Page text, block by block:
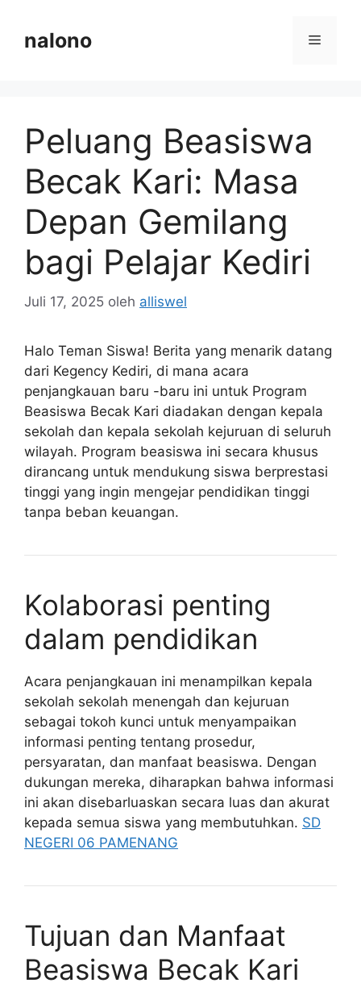
nalono Menu
Peluang Beasiswa
Becak Kari: Masa
Depan Gemilang
bagi Pelajar Kediri
Juli 17, 2025 oleh alliswel
Halo Teman Siswa! Berita yang menarik datang
dari Kegency Kediri, di mana acara
penjangkauan baru -baru ini untuk Program
Beasiswa Becak Kari diadakan dengan kepala
sekolah dan kepala sekolah kejuruan di seluruh
wilayah. Program beasiswa ini secara khusus
dirancang untuk mendukung siswa berprestasi
tinggi yang ingin mengejar pendidikan tinggi
tanpa beban keuangan.
Kolaborasi penting
dalam pendidikan
Acara penjangkauan ini menampilkan kepala
sekolah sekolah menengah dan kejuruan
sebagai tokoh kunci untuk menyampaikan
informasi penting tentang prosedur,
persyaratan, dan manfaat beasiswa. Dengan
dukungan mereka, diharapkan bahwa informasi
ini akan disebarluaskan secara luas dan akurat
kepada semua siswa yang membutuhkan. SD
NEGERI 06 PAMENANG
Tujuan dan Manfaat
Beasiswa Becak Kari